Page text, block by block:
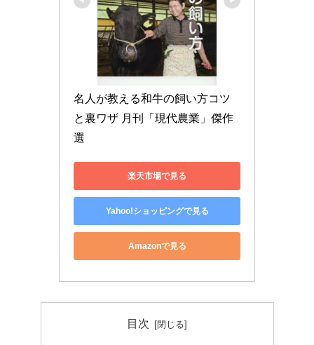
名人が教える和牛の飼い方コツ
と裏ワザ 月刊「現代農業」傑作
選
楽天市場で見る
Yahoo!ショッピングで見る
Amazonで見る
目次